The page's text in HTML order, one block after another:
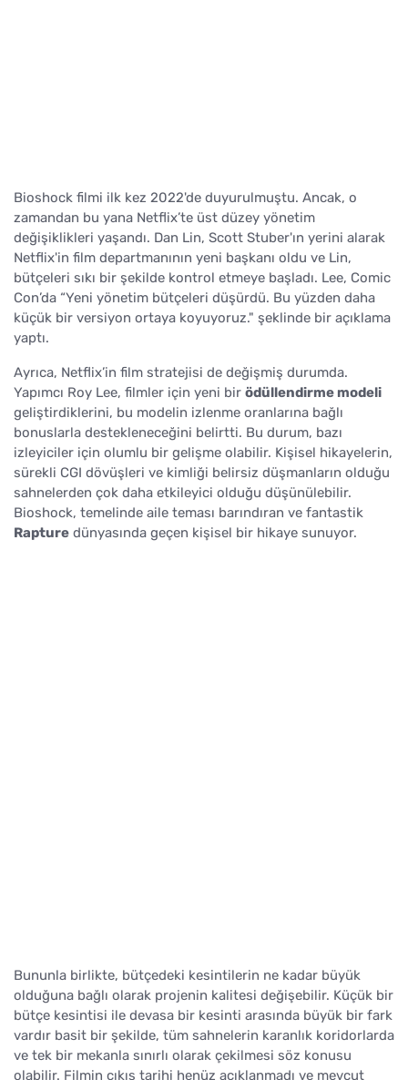
Bioshock filmi ilk kez 2022'de duyurulmuştu. Ancak, o
zamandan bu yana Netflix’te üst düzey yönetim
değişiklikleri yaşandı. Dan Lin, Scott Stuber'ın yerini alarak
Netflix'in film departmanının yeni başkanı oldu ve Lin,
bütçeleri sıkı bir şekilde kontrol etmeye başladı. Lee, Comic
Con’da “Yeni yönetim bütçeleri düşürdü. Bu yüzden daha
küçük bir versiyon ortaya koyuyoruz." şeklinde bir açıklama
yaptı.
Ayrıca, Netflix’in film stratejisi de değişmiş durumda.
Yapımcı Roy Lee, filmler için yeni bir ödüllendirme modeli
geliştirdiklerini, bu modelin izlenme oranlarına bağlı
bonuslarla destekleneceğini belirtti. Bu durum, bazı
izleyiciler için olumlu bir gelişme olabilir. Kişisel hikayelerin,
sürekli CGI dövüşleri ve kimliği belirsiz düşmanların olduğu
sahnelerden çok daha etkileyici olduğu düşünülebilir.
Bioshock, temelinde aile teması barındıran ve fantastik
Rapture dünyasında geçen kişisel bir hikaye sunuyor.
Bununla birlikte, bütçedeki kesintilerin ne kadar büyük
olduğuna bağlı olarak projenin kalitesi değişebilir. Küçük bir
bütçe kesintisi ile devasa bir kesinti arasında büyük bir fark
vardır basit bir şekilde, tüm sahnelerin karanlık koridorlarda
ve tek bir mekanla sınırlı olarak çekilmesi söz konusu
olabilir. Filmin çıkış tarihi henüz açıklanmadı ve mevcut